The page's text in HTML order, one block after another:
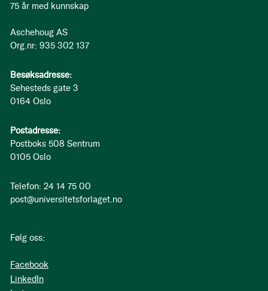
75 år med kunnskap
Aschehoug AS
Org.nr: 935 302 137
Besøksadresse:
Sehesteds gate 3
0164 Oslo
Postadresse:
Postboks 508 Sentrum
0105 Oslo
Telefon: 24 14 75 00
post@universitetsforlaget.no
Følg oss:
Facebook
LinkedIn